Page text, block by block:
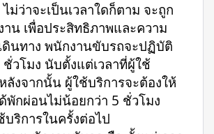
ม่ว่าจะเป็นเวลาใดก็ตาม จะถูก
น เพื่อประสิทธิภาพและความ
ดินทาง พนักงานขับรถจะปฏิบัติ
วโมง นับตั้งแต่เวลาที่ผู้ใช้
งจากนั้น ผู้ใช้บริการจะต้องให้
พักผ่อนไม่น้อยกว่า 5 ชั่วโมง
ริการในครั้งต่อไป